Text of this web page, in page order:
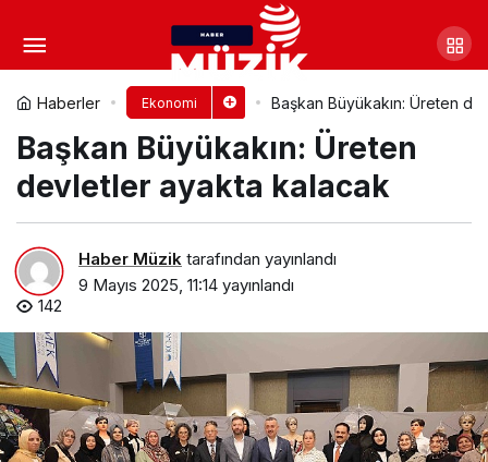
Haberler Ekonomi Başkan Büyükakın: Üreten
Başkan Büyükakın: Üreten
devletler ayakta kalacak
Haber Müzik tarafından yayınlandı
9 Mayıs 2025, 11:14 yayınlandı
142
Ödemiş Şehir Merkezinde
Taşkın Sorunu Tarih Olacak: Ödemiş’e
Dev Ölçekli Yağmur Suyu Yatırımı
Yorum Yap